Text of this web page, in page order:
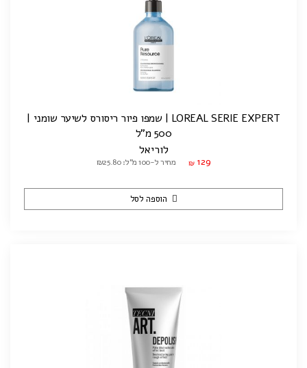
LOREAL SERIE EXPERT | שמפו פיור ריסורס לשיער שומני |
500 מ"ל
לוריאל
₪ 129 מחיר ל-100 מ"ל: ₪25.80
הוספה לסל